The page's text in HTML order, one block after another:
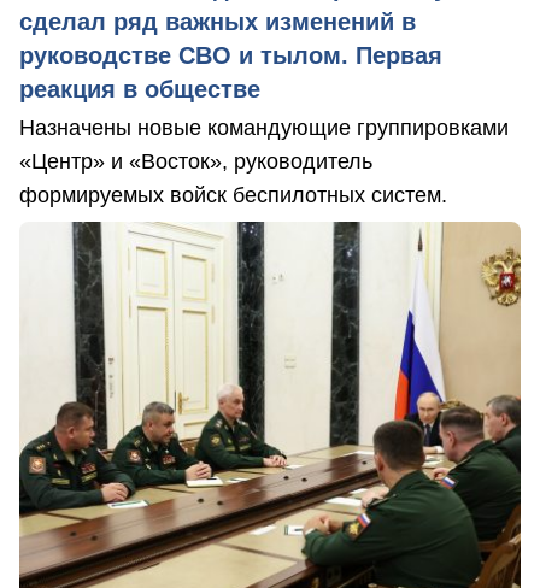
сделал ряд важных изменений в
руководстве СВО и тылом. Первая
реакция в обществе
Назначены новые командующие группировками
«Центр» и «Восток», руководитель
формируемых войск беспилотных систем.